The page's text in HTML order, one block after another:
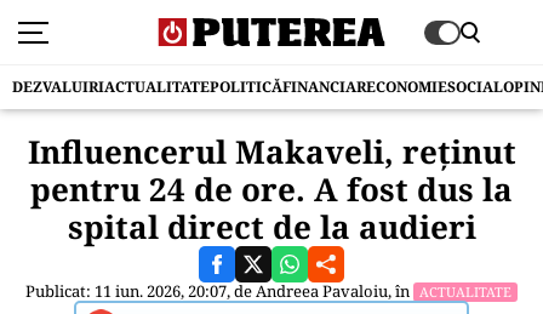
DEZVALUIRIACTUALITATEPOLITICĂFINANCIARECONOMIESOCIAL
Influencerul Makaveli, reținut
pentru 24 de ore. A fost dus la
spital direct de la audieri
Publicat: 11 iun. 2026, 20:07, deAndreea Pavaloiu, în ACTUALITATE